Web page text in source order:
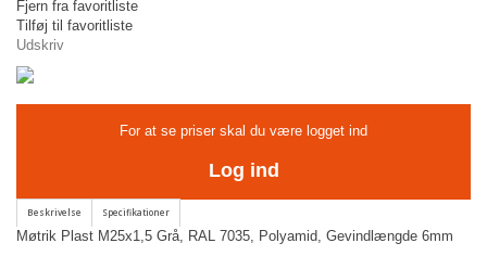
Fjern fra favoritliste
Tilføj til favoritliste
Udskriv
For at se priser skal du være logget ind
Log ind
Møtrik Plast M25x1,5 Grå, RAL 7035, Polyamid, Gevindlængde 6mm